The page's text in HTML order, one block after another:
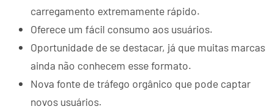
carregamento extremamente rápido.
Oferece um fácil consumo aos usuários.
Oportunidade de se destacar, já que muitas marcas
ainda não conhecem esse formato.
Nova fonte de tráfego orgânico que pode captar
novos usuários.